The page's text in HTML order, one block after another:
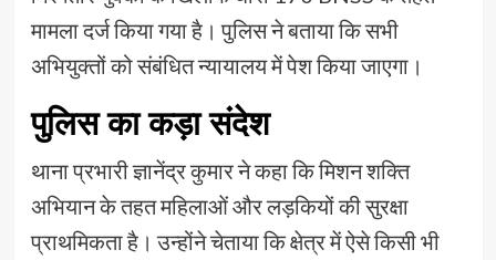
मामला दर्ज किया गया है। पुलिस ने बताया कि सभी
अभियुक्तों को संबंधित न्यायालय में पेश किया जाएगा।
पुलिस का कड़ा संदेश
थाना प्रभारी ज्ञानेंद्र कुमार ने कहा कि मिशन शक्ति
अभियान के तहत महिलाओं और लड़कियों की सुरक्षा
प्राथमिकता है। उन्होंने चेताया कि क्षेत्र में ऐसे किसी भी